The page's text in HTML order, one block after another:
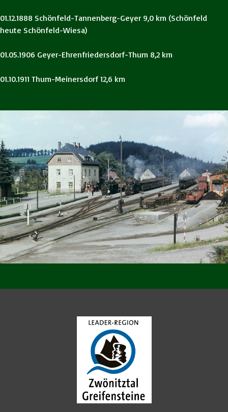
01.12.1888 Schönfeld-Tannenberg-Geyer 9,0 km (Schönfeld
heute Schönfeld-Wiesa)
01.05.1906 Geyer-Ehrenfriedersdorf-Thum 8,2 km
01.10.1911 Thum-Meinersdorf 12,6 km